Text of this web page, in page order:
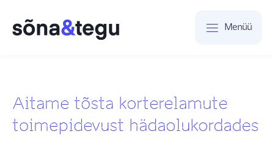
Menüü
Aitame tõsta korterelamute
toimepidevust hädaolukordades